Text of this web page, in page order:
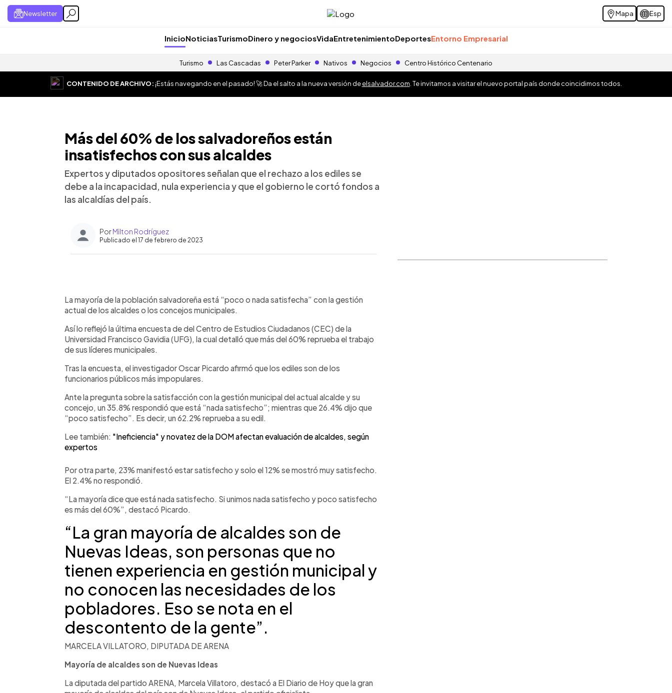
Newsletter Mapa Esp
InicioNoticiasTurismoDinero y negociosVidaEntretenimientoDeportesEntorno Empresarial
Turismo Las Cascadas Peter Parker Nativos Negocios Centro Histórico Centenario
CONTENIDO DE ARCHIVO:¡Estás navegando en el pasado! 🚀 Da el salto a la nueva versión deelsalvador.com . Te invitamos a visitar el nuevo portal país donde coincidimos todos.
Más del 60% de los salvadoreños están
insatisfechos con sus alcaldes
Expertos y diputados opositores señalan que el rechazo a los ediles se
debe a la incapacidad, nula experiencia y que el gobierno le cortó fondos a
las alcaldías del país.
PorMilton Rodríguez
Publicado el 17 de febrero de 2023
► Escuchar artículo
La mayoría de la población salvadoreña está “poco o nada satisfecha” con la gestión
actual de los alcaldes o los concejos municipales.
Así lo reflejó la última encuesta de del Centro de Estudios Ciudadanos (CEC) de la
Universidad Francisco Gavidia (UFG), la cual detalló que más del 60% reprueba el trabajo
de sus líderes municipales.
Tras la encuesta, el investigador Oscar Picardo afirmó que los ediles son de los
funcionarios públicos más impopulares.
Ante la pregunta sobre la satisfacción con la gestión municipal del actual alcalde y su
concejo, un 35.8% respondió que está “nada satisfecho”; mientras que 26.4% dijo que
“poco satisfecho”. Es decir, un 62.2% reprueba a su edil.
Lee también: "Ineficiencia" y novatez de la DOM afectan evaluación de alcaldes, según
expertos
Por otra parte, 23% manifestó estar satisfecho y solo el 12% se mostró muy satisfecho.
El 2.4% no respondió.
“La mayoría dice que está nada satisfecho. Si unimos nada satisfecho y poco satisfecho
es más del 60%”, destacó Picardo.
“La gran mayoría de alcaldes son de
Nuevas Ideas, son personas que no
tienen experiencia en gestión municipal y
no conocen las necesidades de los
pobladores. Eso se nota en el
descontento de la gente”.
MARCELA VILLATORO, DIPUTADA DE ARENA
Mayoría de alcaldes son de Nuevas Ideas
La diputada del partido ARENA, Marcela Villatoro, destacó a El Diario de Hoy que la gran